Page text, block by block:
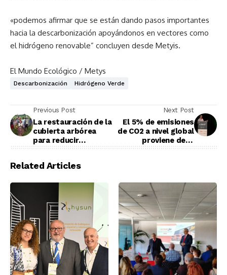
«podemos afirmar que se están dando pasos importantes
hacia la descarbonización apoyándonos en vectores como
el hidrógeno renovable” concluyen desde Metyis.
El Mundo Ecológico / Metys
Descarbonización Hidrógeno Verde
Previous Post
La restauración de la
cubierta arbórea
para reducir
Next Post
El 5% de emisiones
de CO2 a nivel global
proviene de la
Related Articles